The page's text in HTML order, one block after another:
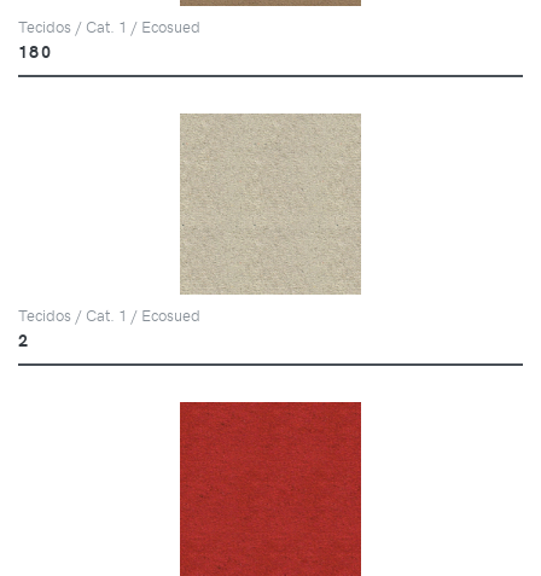
Tecidos / Cat. 1 / Ecosued
180
Tecidos / Cat. 1 / Ecosued
2